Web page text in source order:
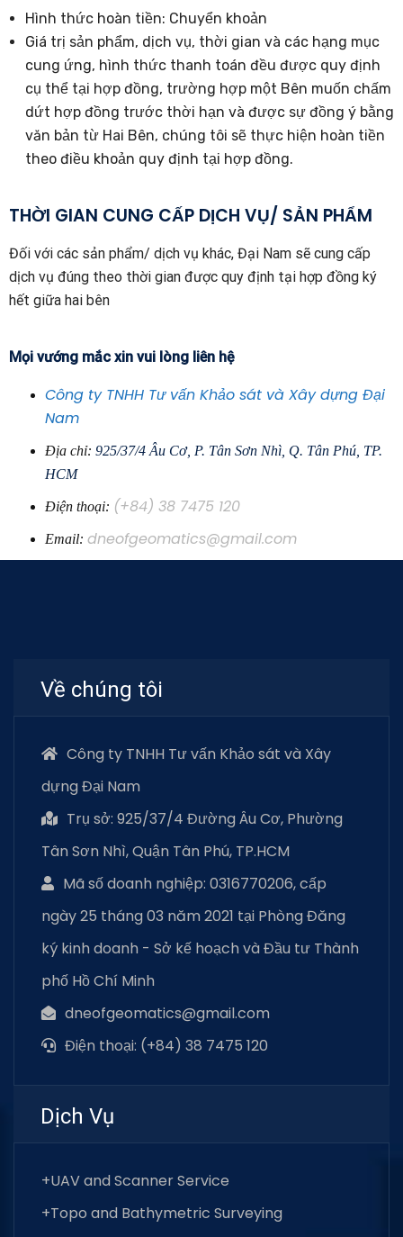
Hình thức hoàn tiền: Chuyển khoản
Giá trị sản phẩm, dịch vụ, thời gian và các hạng mục
cung ứng, hình thức thanh toán đều được quy định
cụ thể tại hợp đồng, trường hợp một Bên muốn chấm
dứt hợp đồng trước thời hạn và được sự đồng ý bằng
văn bản từ Hai Bên, chúng tôi sẽ thực hiện hoàn tiền
theo điều khoản quy định tại hợp đồng.
THỜI GIAN CUNG CẤP DỊCH VỤ/ SẢN PHẨM
Đối với các sản phẩm/ dịch vụ khác, Đại Nam sẽ cung cấp
dịch vụ đúng theo thời gian được quy định tại hợp đồng ký
hết giữa hai bên
Mọi vướng mắc xin vui lòng liên hệ
Công ty TNHH Tư vấn Khảo sát và Xây dựng Đại
Nam
Địa chỉ: 925/37/4 Âu Cơ, P. Tân Sơn Nhì, Q. Tân Phú, TP.
HCM
Điện thoại: (+84) 38 7475 120
Email: dneofgeomatics@gmail.com
Về chúng tôi
Công ty TNHH Tư vấn Khảo sát và Xây
dựng Đại Nam
Trụ sở: 925/37/4 Đường Âu Cơ, Phường
Tân Sơn Nhì, Quận Tân Phú, TP.HCM
Mã số doanh nghiệp: 0316770206, cấp
ngày 25 tháng 03 năm 2021 tại Phòng Đăng
ký kinh doanh - Sở kế hoạch và Đầu tư Thành
phố Hồ Chí Minh
dneofgeomatics@gmail.com
Điện thoại: (+84) 38 7475 120
Dịch Vụ
+UAV and Scanner Service
+Topo and Bathymetric Surveying